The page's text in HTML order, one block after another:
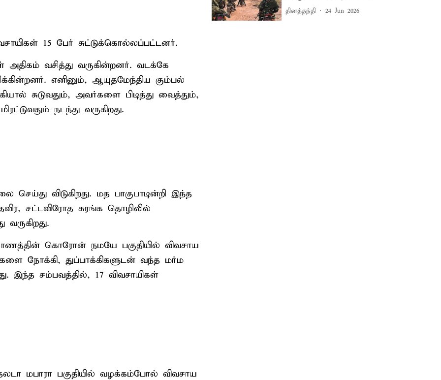
15 பேர் சுட்டுக்கொல்லப்பட்டனர்.
அதிகம் வசித்து வருகின்றனர். வடக்கே
எனினும், ஆயுதமேந்திய கும்பல்
சுடுவதும், அவர்களை பிடித்து வைத்தும்,
நடந்து வருகிறது.
விடுகிறது. மத பாகுபாடின்றி இந்த
சட்டவிரோத சுரங்க தொழிலில்
கொரோன் நமயே பகுதியில் விவசாய
நோக்கி, துப்பாக்கிகளுடன் வந்த மர்ம
இந்த சம்பவத்தில், 17 விவசாயிகள்
மபாரா பகுதியில் வழக்கம்போல் விவசாய
தினத்தந்தி 24 Jun 2026